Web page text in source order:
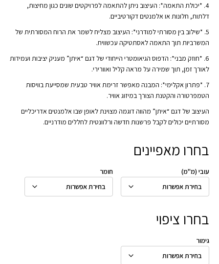
4. *יכולת התאמה*: העיצוב ניתן להתאמה לפרויקטים שונים כגון מחיצות,
דלתות, חלונות או אלמנטים דקורטיביים.
5. *שילוב בין מסורתי למודרני*: העיצוב מצליח לשמר את הרוח המסורתית של
המשרביות תוך התאמה לאסתטיקה עכשווית.
6. *חוזק מבני*: הדפוס הגיאומטרי הייחודי של דגם “איתן” מעניק יציבות ועמידות
לאורך זמן, תוך שמירה על מראה קליל ואוורירי.
7. *פתרון אקלימי*: המבנה מאפשר זרימת אוויר טבעית שמסייעת בוויסות
הטמפרטורה והקטנת הצורך במיזוג אוויר.
העיצוב של דגם “איתן” מהווה דוגמה מצוינת לאופן שבו אלמנטים אדריכליים
מסורתיים יכולים לקבל פרשנות חדשה ורלוונטית לחללים מודרניים.
בחרו מאפיינים
עובי (מ"מ) חומר
בחרו ציפוי
גימור